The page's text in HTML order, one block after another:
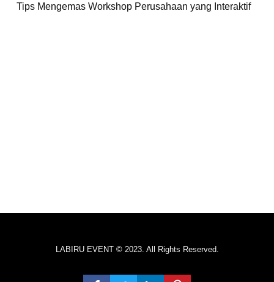
Tips Mengemas Workshop Perusahaan yang Interaktif
LABIRU EVENT © 2023. All Rights Reserved.